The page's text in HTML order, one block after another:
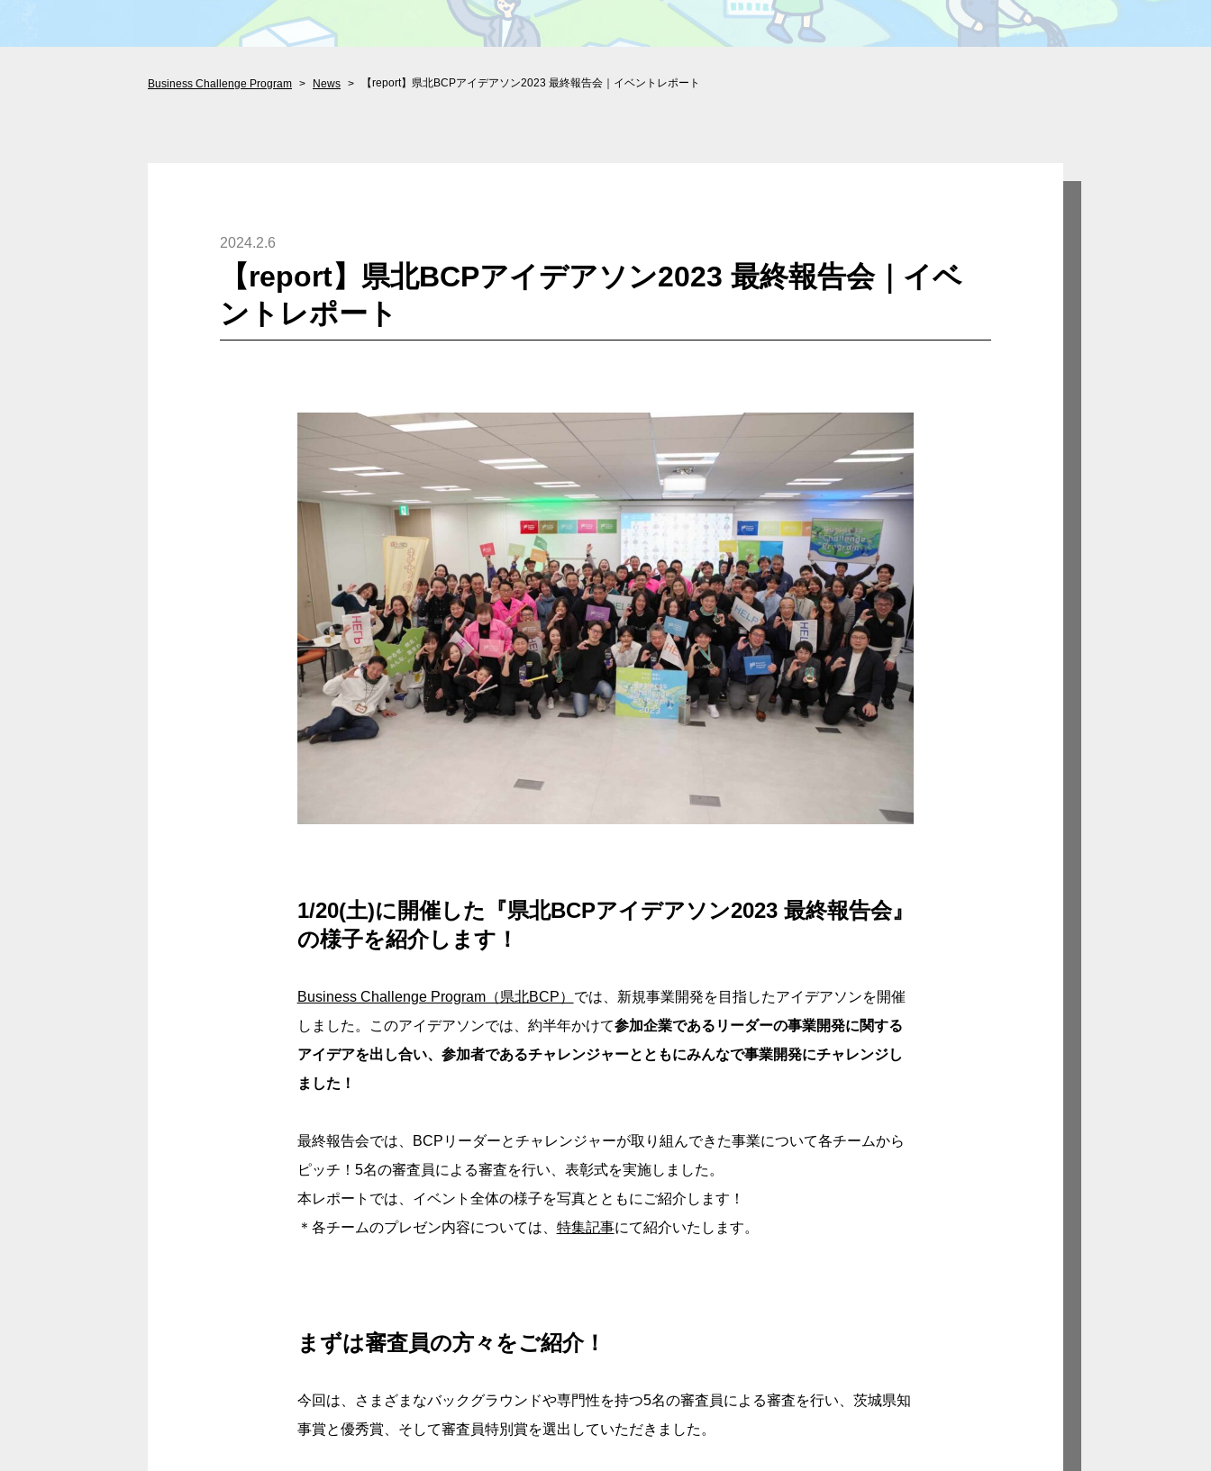
Business Challenge Program News 【report】県北BCPアイデアソン2023 最終報告会｜イベントレポート
2024.2.6
【report】県北BCPアイデアソン2023 最終報告会｜イベ
ントレポート
1/20(土)に開催した『県北BCPアイデアソン2023 最終報告会』
の様子を紹介します！
Business Challenge Program（県北BCP） では、新規事業開発を目指したアイデアソンを開催
しました。このアイデアソンでは、約半年かけて参加企業であるリーダーの事業開発に関する
アイデアを出し合い、参加者であるチャレンジャーとともにみんなで事業開発にチャレンジし
ました！
最終報告会では、BCPリーダーとチャレンジャーが取り組んできた事業について各チームから
ピッチ！5名の審査員による審査を行い、表彰式を実施しました。
本レポートでは、イベント全体の様子を写真とともにご紹介します！
＊各チームのプレゼン内容については、 特集記事にて紹介いたします。
まずは審査員の方々をご紹介！
今回は、さまざまなバックグラウンドや専門性を持つ5名の審査員による審査を行い、茨城県知
事賞と優秀賞、そして審査員特別賞を選出していただきました。